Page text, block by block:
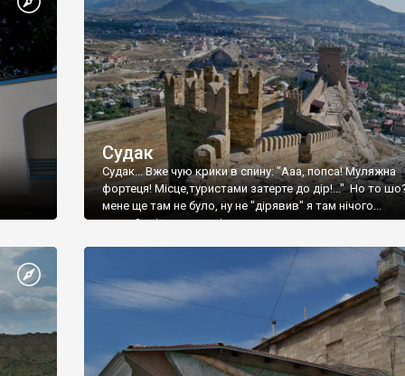
Судак
Судак... Вже чую крики в спину: "Ааа, попса! Муляжна
фортеця! Місце,туристами затерте до дір!..." Но то
мене ще там не було, ну не "дірявив" я там нічого...
принаймні до цього літа.